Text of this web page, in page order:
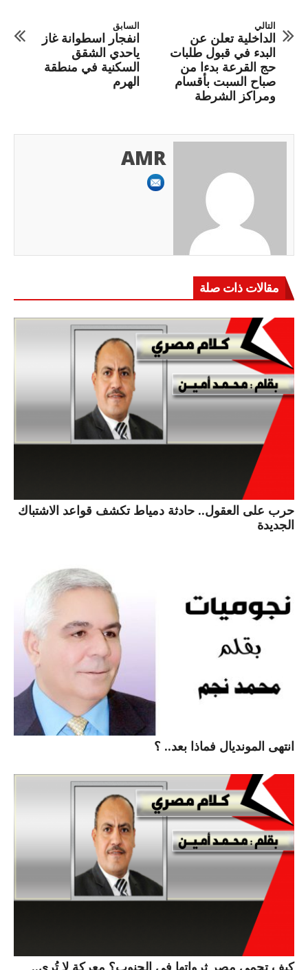
السابق
انفجار اسطوانة غاز
ياحدي الشقق
السكنية في منطقة
الهرم
التالي
الداخلية تعلن عن
البدء في قبول طلبات
حج القرعة بدءا من
صباح السبت بأقسام
ومراكز الشرطة
AMR
مقالات ذات صلة
حرب على العقول.. حادثة دمياط تكشف قواعد الاشتباك
الجديدة
انتهى المونديال فماذا بعد.. ؟
كيف تحمي مصر ثرواتها في الجنوب؟ معركة لا تُرى..